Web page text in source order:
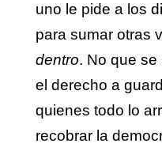
uno le pide a los
para sumar otras
dentro. No que
el derecho a
quienes todo lo
recobrar la